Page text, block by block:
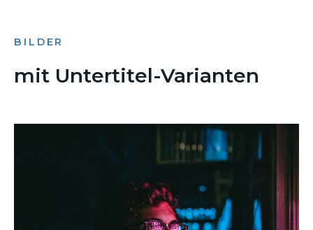
BILDER
mit Untertitel-Varianten